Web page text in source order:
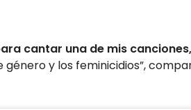
cantar una de mis canciones,
género y los feminicidios”,